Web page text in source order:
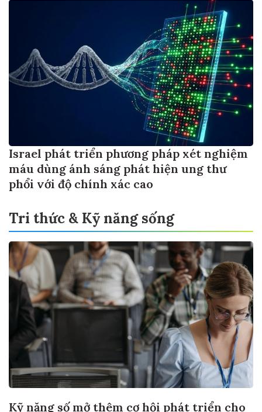
Israel phát triển phương pháp xét nghiệm
máu dùng ánh sáng phát hiện ung thư
phổi với độ chính xác cao
Tri thức & Kỹ năng sống
Kỹ năng số mở thêm cơ hội phát triển cho